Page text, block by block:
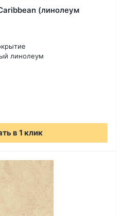
(линолеум
линолеум
в 1 клик